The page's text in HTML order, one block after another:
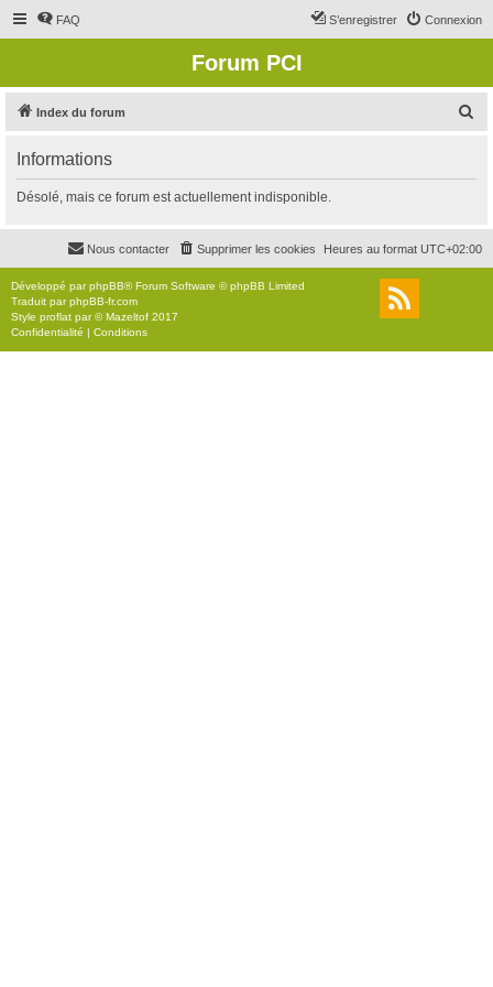
FAQ Connexion
S’enregistrer
Forum PCI
Index du forum
r
c
r
Informations
Désolé, mais ce forum est actuellement indisponible.
Heures au format UTC+02:00
Supprimer les cookies
Nous contacter
Développé parphpBB® Forum Software © phpBB Limited
Traduit parphpBB-fr.com
Style proflat par ©Mazeltof 2017
Confidentialité | Conditions